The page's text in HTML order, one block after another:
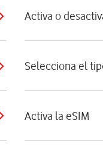
Activa o
Selecciona el
Activa la eSIM